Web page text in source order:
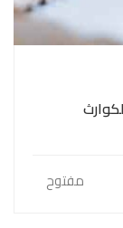
مفتوح